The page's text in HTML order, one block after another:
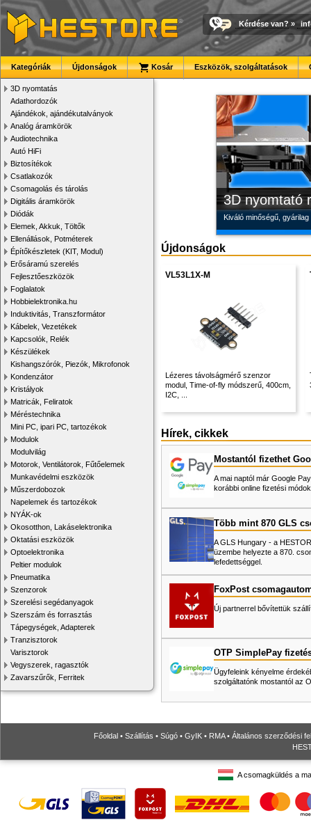
Kérdése van? »
Kategóriák Újdonságok Kosár Eszközök, szolgáltatások
3D nyomtatás
Adathordozók
Ajándékok, ajándékutalványok
Analóg áramkörök
Audiotechnika
Autó HiFi
Biztosítékok
Csatlakozók
Csomagolás és tárolás
Digitális áramkörök
Diódák
Elemek, Akkuk, Töltők
Ellenállások, Potméterek
Építőkészletek (KIT, Modul)
Erősáramú szerelés
Fejlesztőeszközök
Foglalatok
Hobbielektronika.hu
Induktivitás, Transzformátor
Kábelek, Vezetékek
Kapcsolók, Relék
Készülékek
Kishangszórók, Piezók, Mikrofonok
Kondenzátor
Kristályok
Matricák, Feliratok
Méréstechnika
Mini PC, ipari PC, tartozékok
Modulok
Modulvilág
Motorok, Ventilátorok, Fűtőelemek
Munkavédelmi eszközök
Műszerdobozok
Napelemek és tartozékok
NYÁK-ok
Okosotthon, Lakáselektronika
Oktatási eszközök
Optoelektronika
Peltier modulok
Pneumatika
Szenzorok
Szerelési segédanyagok
Szerszám és forrasztás
Tápegységek, Adapterek
Tranzisztorok
Varisztorok
Vegyszerek, ragasztók
Zavarszűrők, Ferritek
3D nyomtató
Kiváló minőségű,
Megbízható
Modulvilág
Új PLA
Újdonságok
VL53L1X-M
Lézeres távolságmérő szenzor
modul, Time-of-fly módszerű, 400cm,
I2C, ...
Hírek, cikkek
Mostantól fizethet
A mai naptól már Google
korábbi online fizetési
Több mint 870 GLS
A GLS Hungary - a
üzembe helyezte a 870.
lefedettséggel.
FoxPost
Új partnerrel bővítettük
OTP SimplePay
Ügyfeleink kényelme
szolgáltatónk mostantól az
Főoldal • Szállítás • Súgó • GyIK • RMA• Általános szerződési
A csomagküldés a